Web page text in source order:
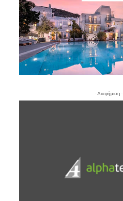
- Διαφήμιση -